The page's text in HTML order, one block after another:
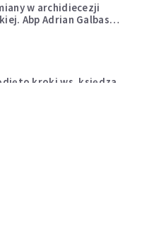
w archidiecezji
Abp Adrian Galbas
nowym proboszczom
kroki ws. księdza